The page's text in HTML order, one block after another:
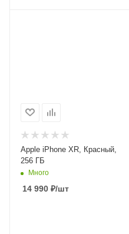
Apple iPhone XR, Красный,
256 ГБ
Много
14 990 ₽/шт